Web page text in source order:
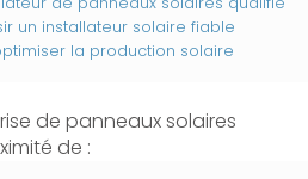
un installateur solaire fiable
la production solaire
de panneaux solaires
de :